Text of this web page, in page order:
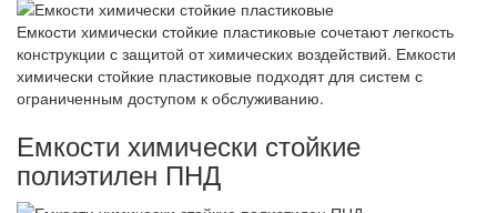
Емкости химически стойкие пластиковые сочетают легкость
конструкции с защитой от химических воздействий. Емкости
химически стойкие пластиковые подходят для систем с
ограниченным доступом к обслуживанию.
Емкости химически стойкие
полиэтилен ПНД